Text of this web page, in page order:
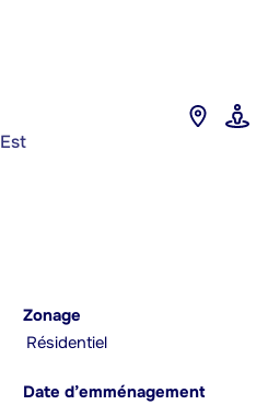
Zonage
Résidentiel
Date d’emménagement